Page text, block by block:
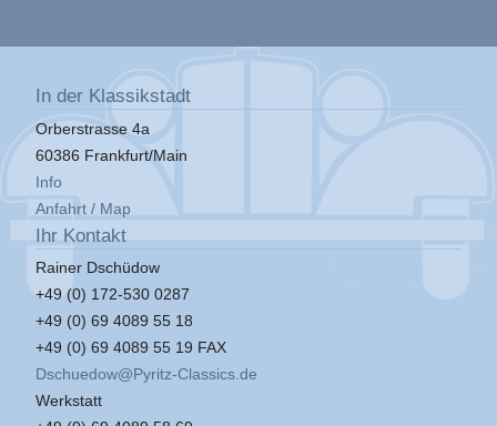
In der Klassikstadt
Orberstrasse 4a
60386 Frankfurt/Main
Info
Anfahrt / Map
Ihr Kontakt
Rainer Dschüdow
+49 (0) 172-530 0287
+49 (0) 69 4089 55 18
+49 (0) 69 4089 55 19 FAX
Dschuedow@Pyritz-Classics.de
Werkstatt